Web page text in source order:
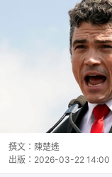
撰文： 陳楚遙
出版： 2026-03-22 14:00